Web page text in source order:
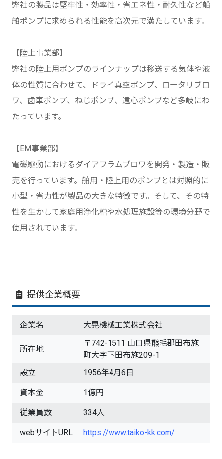
弊社の製品は堅牢性・効率性・省エネ性・耐久性など船
舶ポンプに求められる性能を高次元で満たしています。
【陸上事業部】
弊社の陸上用ポンプのラインナップは移送する気体や液
体の性質に合わせて、ドライ真空ポンプ、ロータリブロ
ワ、歯車ポンプ、ねじポンプ、遠心ポンプなど多岐にわ
たっています。
【EM事業部】
電磁駆動におけるダイアフラムブロワを開発・製造・販
売を行っています。舶用・陸上用のポンプとは対照的に
小型・省力性が製品の大きな特徴です。そして、その特
性を生かして家庭用浄化槽や水処理施設等の環境分野で
使用されています。
提供企業概要
企業名 大晃機械工業株式会社
所在地
〒742-1511 山口県熊毛郡田布施
町大字下田布施209-1
設立
1956年4月6日
資本金 1億円
従業員数 334人
webサイトURL https://www.taiko-kk.com/